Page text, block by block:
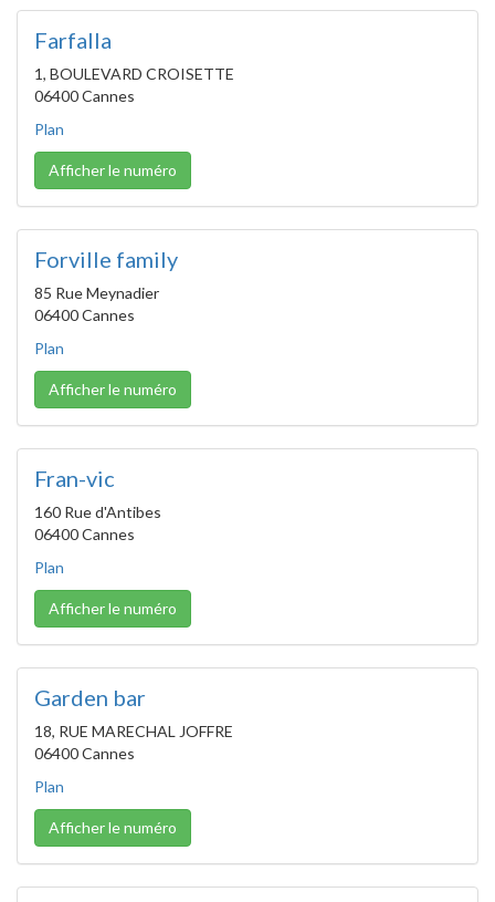
Farfalla
1, BOULEVARD CROISETTE
06400 Cannes
Plan
Afficher le numéro
Forville family
85 Rue Meynadier
06400 Cannes
Plan
Afficher le numéro
Fran-vic
160 Rue d'Antibes
06400 Cannes
Plan
Afficher le numéro
Garden bar
18, RUE MARECHAL JOFFRE
06400 Cannes
Plan
Afficher le numéro